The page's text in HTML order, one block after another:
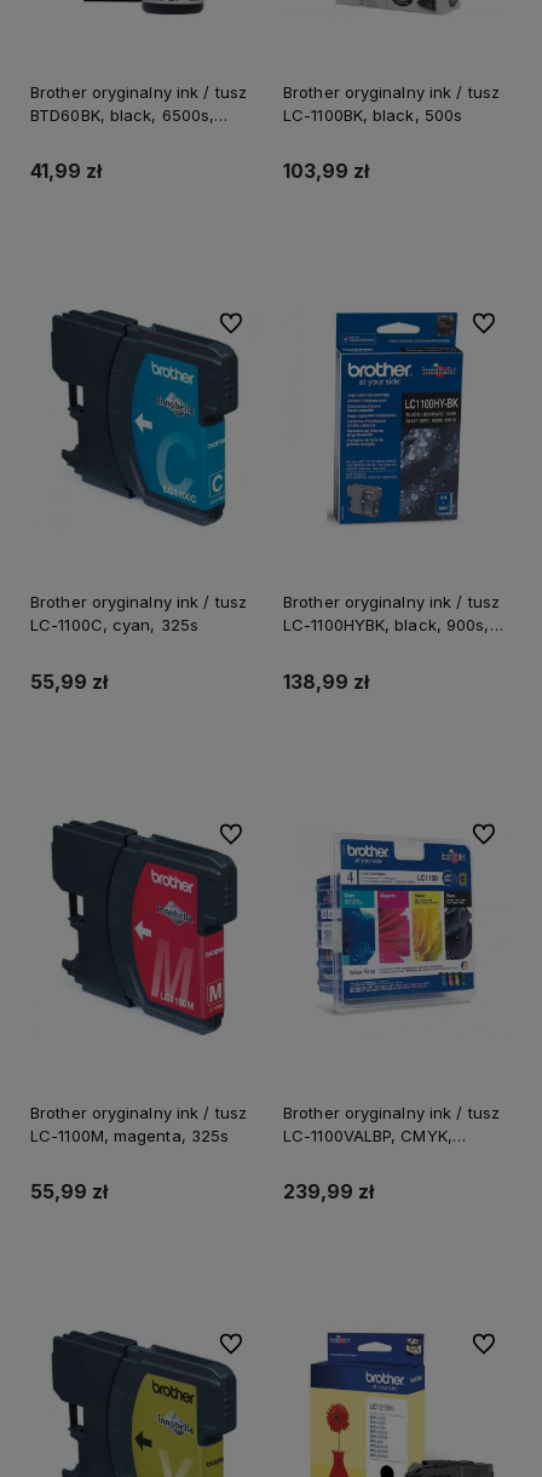
Brother oryginalny ink / tusz
BTD60BK, black, 6500s,
41,99 zł
Brother oryginalny ink / tusz
LC-1100BK, black, 500s
103,99 zł
Brother oryginalny ink / tusz
LC-1100C, cyan, 325s
55,99 zł
Do ulubionych
Brother oryginalny ink / tusz
LC-1100HYBK, black, 900s,
138,99 zł
Do
Brother oryginalny ink / tusz
LC-1100M, magenta, 325s
55,99 zł
Do ulubionych
Brother oryginalny ink / tusz
LC-1100VALBP, CMYK,
opakowanie
239,99 zł
Do
Do ulubionych Do